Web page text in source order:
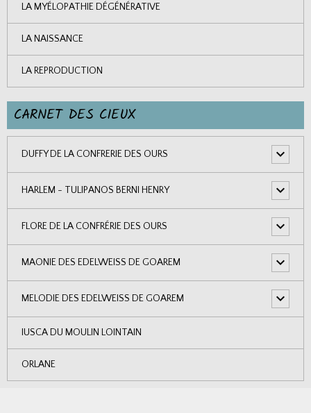
LA MYÉLOPATHIE DÉGÉNÉRATIVE
LA NAISSANCE
LA REPRODUCTION
CARNET DES CIEUX
DUFFY DE LA CONFRERIE DES OURS
HARLEM - TULIPANOS BERNI HENRY
FLORE DE LA CONFRÉRIE DES OURS
MAONIE DES EDELWEISS DE GOAREM
MELODIE DES EDELWEISS DE GOAREM
IUSCA DU MOULIN LOINTAIN
ORLANE